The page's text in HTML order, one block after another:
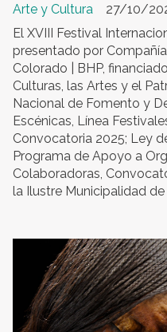
Arte y Cultura
27/10/
El XVIII Festival
presentado por
Colorado | BHP,
Culturas, las Artes y el
Nacional de Fomento y
Escénicas, Línea
Convocatoria 2025; Ley
Programa de Apoyo a
Colaboradoras,
la Ilustre Municipalidad de